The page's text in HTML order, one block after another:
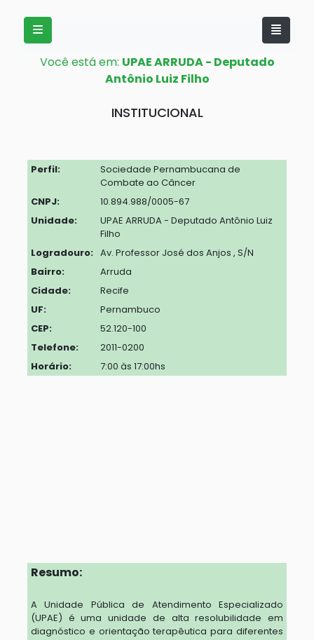
Você está em: UPAE ARRUDA - Deputado
Antônio Luiz Filho
INSTITUCIONAL
Perfil:
Sociedade Pernambucana de
Combate ao Câncer
CNPJ:
10.894.988/0005-67
Unidade:
UPAE ARRUDA - Deputado Antônio Luiz
Filho
Logradouro: Av. Professor José dos Anjos , S/N
Bairro:
Arruda
Cidade:
Recife
UF:
Pernambuco
CEP:
52.120-100
Telefone:
2011-0200
Horário:
7:00 às 17:00hs
Resumo:
A Unidade Pública de Atendimento Especializado
(UPAE) é uma unidade de alta resolubilidade em
diagnóstico e orientação terapêutica para diferentes